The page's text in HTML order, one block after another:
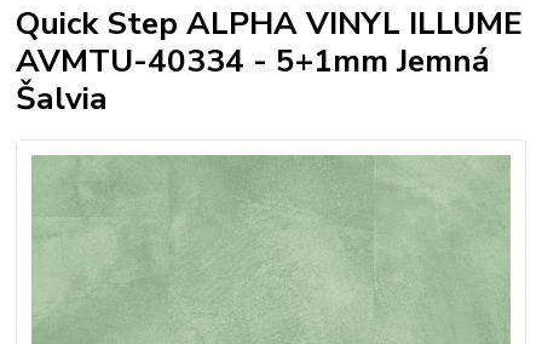
Quick Step ALPHA VINYL ILLUME
AVMTU-40334 - 5+1mm Jemná
Šalvia